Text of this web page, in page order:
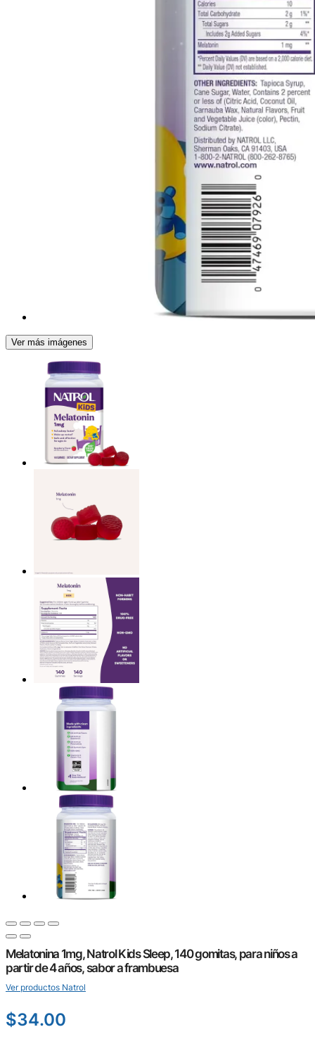
Ver más imágenes
Melatonina 1mg, Natrol Kids Sleep, 140 gomitas, para niños a
partir de 4 años, sabor a frambuesa
Ver productos Natrol
$34.00